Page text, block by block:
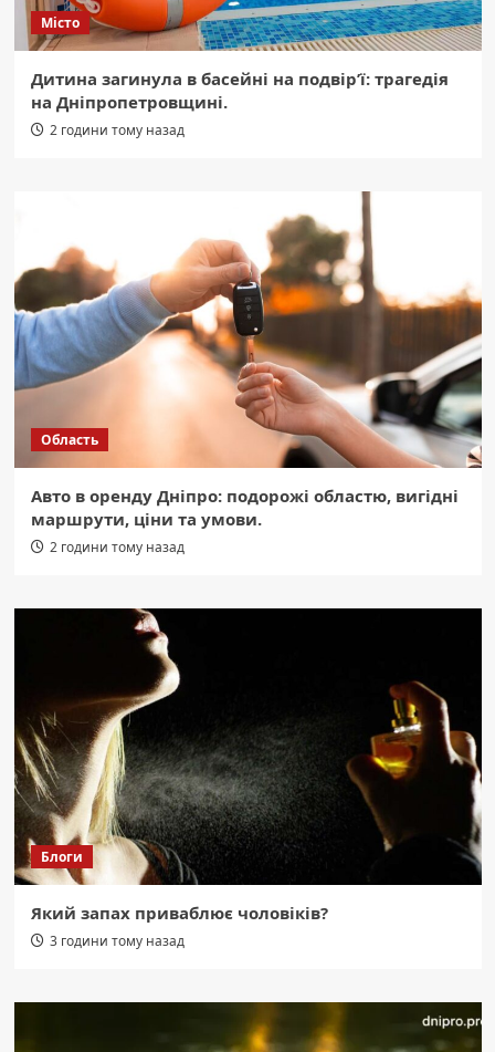
Місто
Дитина загинула в басейні на подвір’ї: трагедія
на Дніпропетровщині.
2 години тому назад
Область
Авто в оренду Дніпро: подорожі областю, вигідні
маршрути, ціни та умови.
2 години тому назад
Блоги
Який запах приваблює чоловіків?
3 години тому назад